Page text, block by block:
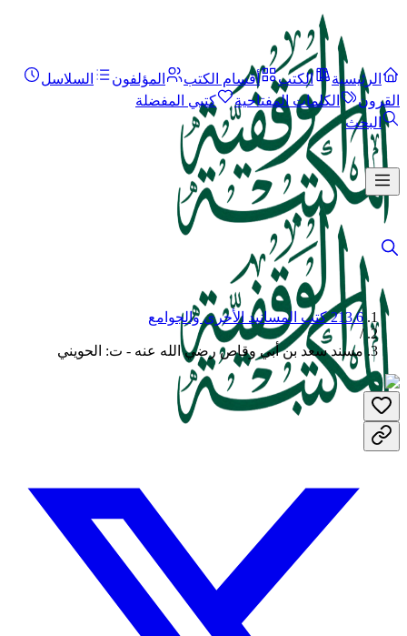
الرئيسية الكتب أقسام الكتب المؤلفون
السلاسل
القرون
الكلمات المفتاحية
كتبي المفضلة
البحث
213.6 كتب المسانيد الأخرى والجوامع
/
مسند سعد بن أبي وقاص رضي الله عنه - ت: الحويني